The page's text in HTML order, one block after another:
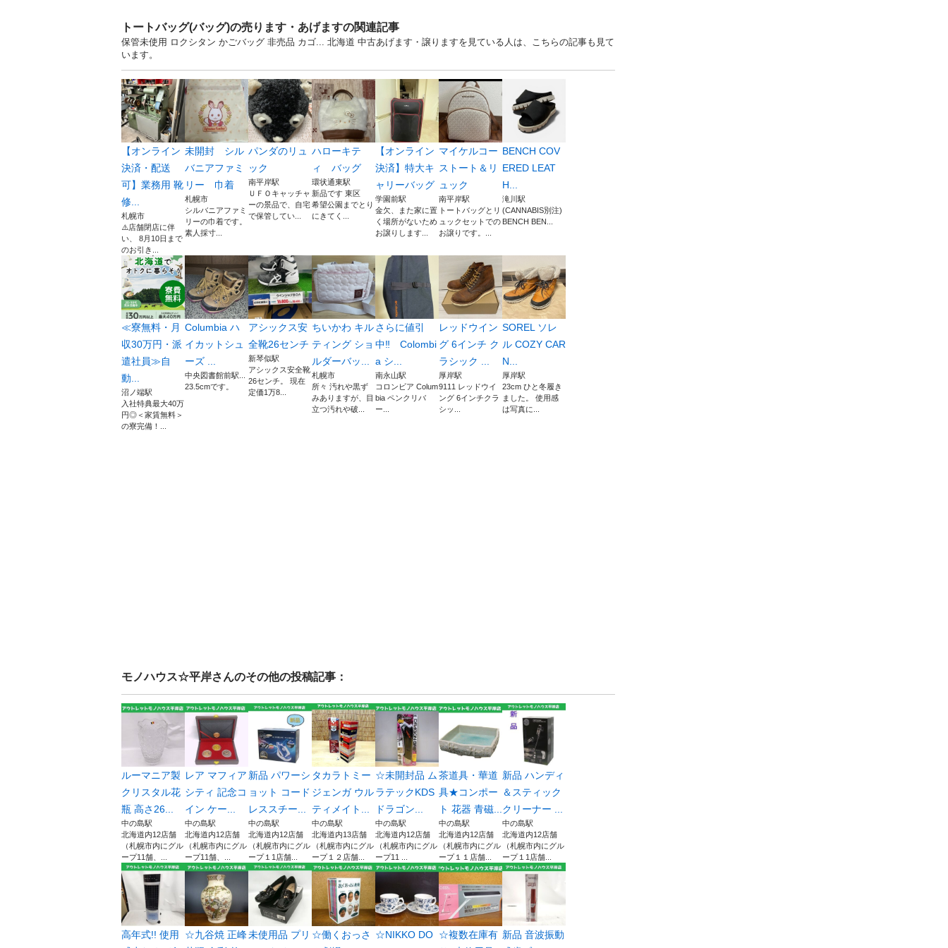
トートバッグ(バッグ)の売ります・あげますの関連記事
保管未使用 ロクシタン かごバッグ 非売品 カゴ... 北海道 中古あげます・譲りますを見ている人は、こちらの記事も見て
います。
【オンライン
決済・配送
可】業務用 靴
修...
札幌市
⚠️店舗閉店に伴
い、 8月10日まで
のお引き...
未開封 シル
バニアファミ
リー 巾着
札幌市
シルバニアファミ
リーの巾着です。
素人採寸...
パンダのリュ
ック
南平岸駅
ＵＦＯキャッチャ
ーの景品で、自宅
で保管してい...
ハローキテ
ィ バッグ
環状通東駅
新品です 東区
希望公園までとり
にきてく...
【オンライン
決済】特大キ
ャリーバッグ
学園前駅
金欠、また家に置
く場所がないため
お譲りします...
マイケルコー
ストート＆リ
ュック
南平岸駅
トートバッグとリ
ュックセットでの
お譲りです。...
BENCH COV
ERED LEAT
H...
滝川駅
(CANNABIS別注)
BENCH BEN...
≪寮無料・月
収30万円・派
遣社員≫自
動...
沼ノ端駅
入社特典最大40万
円◎＜家賃無料＞
の寮完備！...
Columbia ハ
イカットシュ
ーズ ...
中央図書館前駅...
23.5cmです。
アシックス安
全靴26センチ
新琴似駅
アシックス安全靴
26センチ。 現在
定価1万8...
ちいかわ キル
ティング ショ
ルダーバッ...
札幌市
所々 汚れや黒ず
みありますが、目
立つ汚れや破...
さらに値引
中‼️ Colombi
a シ...
南永山駅
コロンビア Colum
bia ペンクリバ
ー...
レッドウイン
グ 6インチ ク
ラシック ...
厚岸駅
9111 レッドウイ
ング 6インチクラ
シッ...
SOREL ソレ
ル COZY CAR
N...
厚岸駅
23cm ひと冬履き
ました。 使用感
は写真に...
モノハウス☆平岸さんのその他の投稿記事：
ルーマニア製
クリスタル花
瓶 高さ26...
中の島駅
北海道内12店舗
（札幌市内にグル
ープ11舗、...
レア マフィア
シティ 記念コ
イン ケー...
中の島駅
北海道内12店舗
（札幌市内にグル
ープ11舗、...
新品 パワーシ
ョット コード
レススチー...
中の島駅
北海道内12店舗
（札幌市内にグル
ープ１1店舗...
タカラトミー
ジェンガ ウル
ティメイト...
中の島駅
北海道内13店舗
（札幌市内にグル
ープ１２店舗...
☆未開封品 ム
ラテックKDS
ドラゴン...
中の島駅
北海道内12店舗
（札幌市内にグル
ープ11 ...
茶道具・華道
具★コンポー
ト 花器 青磁...
中の島駅
北海道内12店舗
（札幌市内にグル
ープ１１店舗...
新品 ハンディ
＆スティック
クリーナー ...
中の島駅
北海道内12店舗
（札幌市内にグル
ープ１1店舗...
高年式!! 使用
☆九谷焼 正峰未使用品 プリ ☆働くおっさ
☆NIKKO DO ☆複数在庫有 新品 音波振動